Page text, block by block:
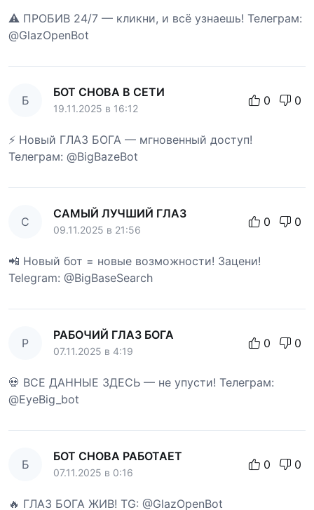
⚠️ ПРОБИВ 24/7 — кликни, и всё узнаешь! Телеграм:
@GlazOpenBot
Б
БОТ СНОВА В СЕТИ
19.11.2025 в 16:12
0 0
⚡ Новый ГЛАЗ БОГА — мгновенный доступ!
Телеграм: @BigBazeBot
С
САМЫЙ ЛУЧШИЙ ГЛАЗ
09.11.2025 в 21:56
0 0
📲 Новый бот = новые возможности! Зацени!
Telegram: @BigBaseSearch
Р
РАБОЧИЙ ГЛАЗ БОГА
07.11.2025 в 4:19
0 0
💀 ВСЕ ДАННЫЕ ЗДЕСЬ — не упусти! Телеграм:
@EyeBig_bot
Б
БОТ СНОВА РАБОТАЕТ
07.11.2025 в 0:16
0 0
🔥 ГЛАЗ БОГА ЖИВ! TG: @GlazOpenBot